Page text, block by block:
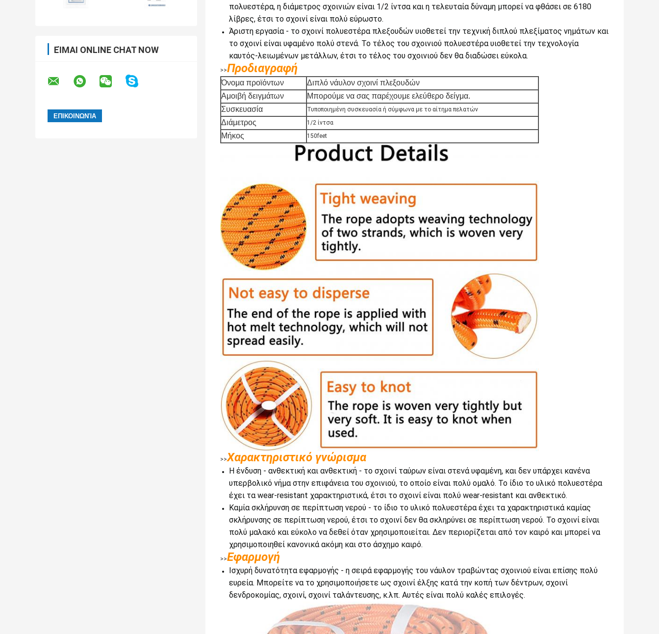
ΕΊΜΑΙ ONLINE CHAT NOW
πολυεστέρα, η διάμετρος σχοινιών είναι 1/2 ίντσα και η τελευταία δύναμη μπορεί να φθάσει σε 6180
λίβρες, έτσι το σχοινί είναι πολύ εύρωστο.
Άριστη εργασία - το σχοινί πολυεστέρα πλεξουδών υιοθετεί την τεχνική διπλού πλεξίματος νημάτων και
το σχοινί είναι υφαμένο πολύ στενά. Το τέλος του σχοινιού πολυεστέρα υιοθετεί την τεχνολογία
καυτός-λειωμένων μετάλλων, έτσι το τέλος του σχοινιού δεν θα διαδώσει εύκολα.
>>Προδιαγραφή
Όνομα προϊόντων
Διπλό νάυλον σχοινί πλεξουδών
Αμοιβή δειγμάτων
Μπορούμε να σας παρέχουμε ελεύθερο δείγμα.
Συσκευασία
Τυποποιημένη συσκευασία ή σύμφωνα με το αίτημα πελατών
Διάμετρος 1/2 ίντσα
Μήκος 150feet
>>Χαρακτηριστικό γνώρισμα
Η ένδυση - ανθεκτική και ανθεκτική - το σχοινί ταύρων είναι στενά υφαμένη, και δεν υπάρχει κανένα
υπερβολικό νήμα στην επιφάνεια του σχοινιού, το οποίο είναι πολύ ομαλό. Το ίδιο το υλικό πολυεστέρα
έχει τα wear-resistant χαρακτηριστικά, έτσι το σχοινί είναι πολύ wear-resistant και ανθεκτικό.
Καμία σκλήρυνση σε περίπτωση νερού - το ίδιο το υλικό πολυεστέρα έχει τα χαρακτηριστικά καμίας
σκλήρυνσης σε περίπτωση νερού, έτσι το σχοινί δεν θα σκληρύνει σε περίπτωση νερού. Το σχοινί είναι
πολύ μαλακό και εύκολο να δεθεί όταν χρησιμοποιείται. Δεν περιορίζεται από τον καιρό και μπορεί να
χρησιμοποιηθεί κανονικά ακόμη και στο άσχημο καιρό.
>>Εφαρμογή
Ισχυρή δυνατότητα εφαρμογής - η σειρά εφαρμογής του νάυλον τραβώντας σχοινιού είναι επίσης πολύ
ευρεία. Μπορείτε να το χρησιμοποιήσετε ως σχοινί έλξης κατά την κοπή των δέντρων, σχοινί
δενδροκομίας, σχοινί, σχοινί ταλάντευσης, κ.λπ. Αυτές είναι πολύ καλές επιλογές.